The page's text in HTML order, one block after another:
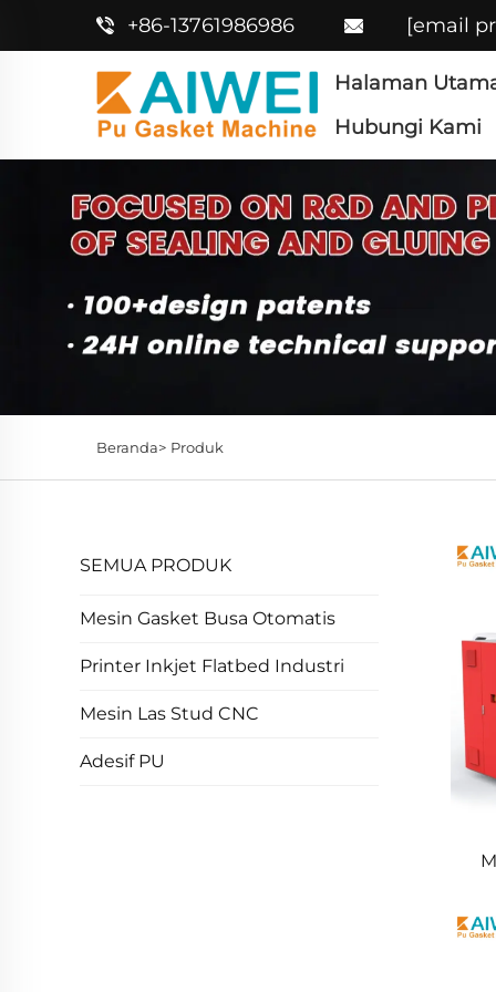
+86-13761986986 [email
Halaman
Hubungi Kami
Beranda> Produk
SEMUA PRODUK
Mesin Gasket Busa Otomatis
Printer Inkjet Flatbed Industri
Mesin Las Stud CNC
Adesif PU